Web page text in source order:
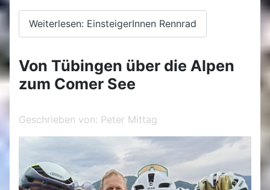
Weiterlesen: EinsteigerInnen Rennrad
Von Tübingen über die Alpen
zum Comer See
Geschrieben von: Peter Mittag